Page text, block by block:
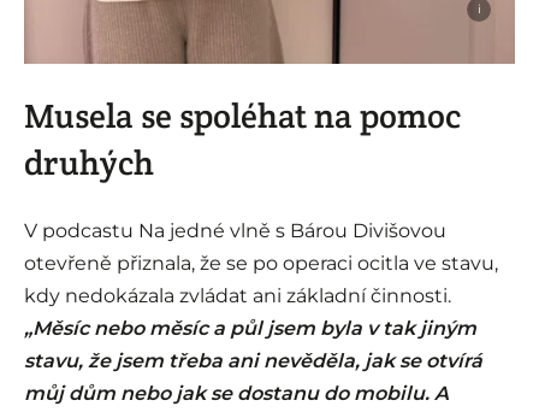
i
Musela se spoléhat na pomoc
druhých
V podcastu Na jedné vlně s Bárou Divišovou
otevřeně přiznala, že se po operaci ocitla ve stavu,
kdy nedokázala zvládat ani základní činnosti.
„Měsíc nebo měsíc a půl jsem byla v tak jiným
stavu, že jsem třeba ani nevěděla, jak se otvírá
můj dům nebo jak se dostanu do mobilu. A